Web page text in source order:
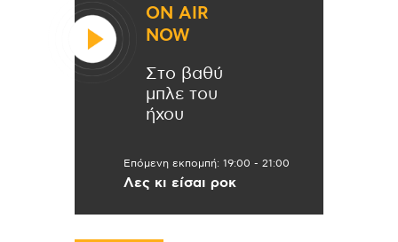
ON AIR
NOW
Στο βαθύ
μπλε του
ήχου
Επόμενη εκπομπή: 19:00 - 21:00
Λες κι είσαι ροκ